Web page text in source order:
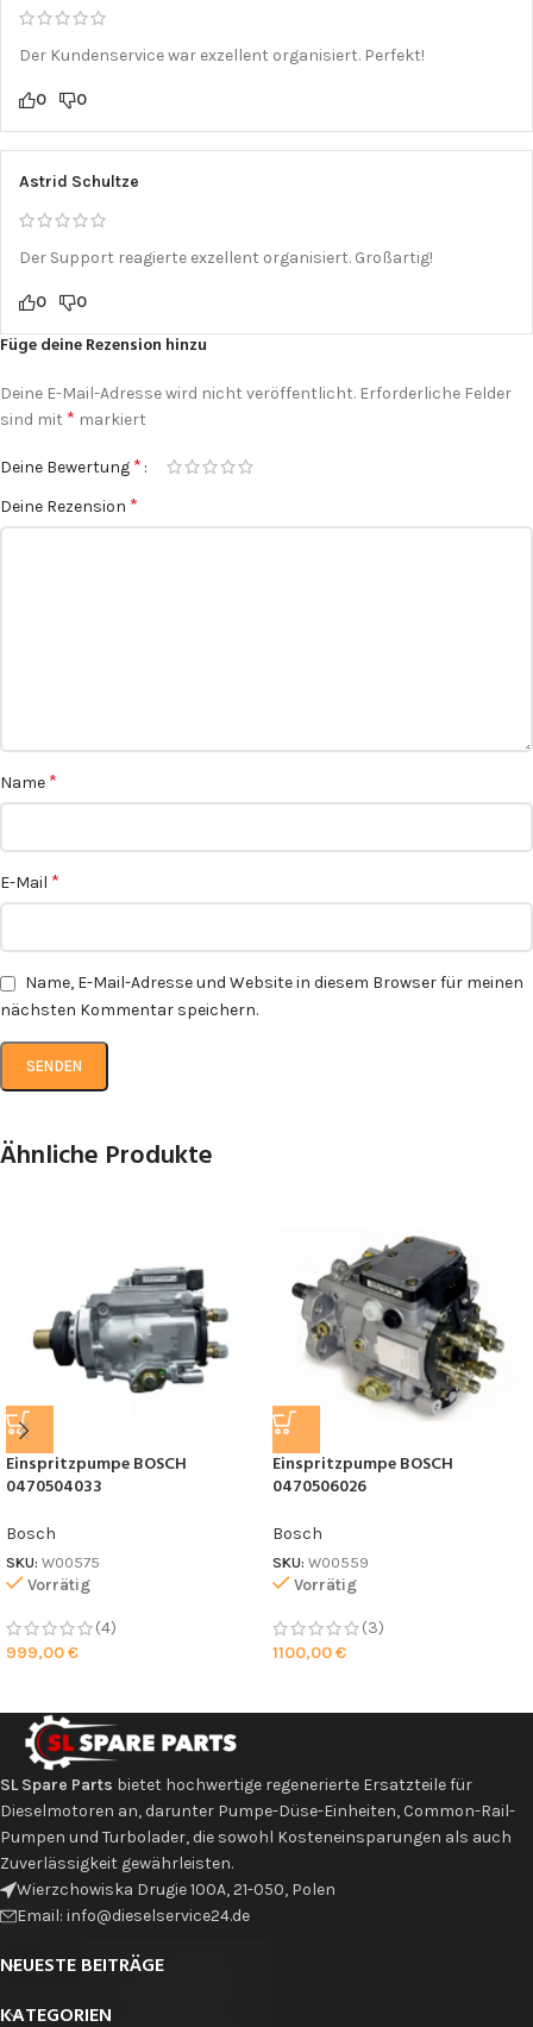
Der Kundenservice war exzellent organisiert. Perfekt!
0 0
Astrid Schultze
Der Support reagierte exzellent organisiert. Großartig!
0 0
Füge deine Rezension hinzu
Deine E-Mail-Adresse wird nicht veröffentlicht. Erforderliche Felder
sind mit * markiert
Deine Bewertung *
Deine Rezension *
Name *
E-Mail *
Name, E-Mail-Adresse und Website in diesem Browser für meinen
nächsten Kommentar speichern.
Ähnliche Produkte
Einspritzpumpe BOSCH
0470504033
Bosch
SKU: W00575
Vorrätig
(4)
999,00€
Einspritzpumpe BOSCH
0470506026
Bosch
SKU: W00559
Vorrätig
(3)
1100,00€
SL Spare Parts bietet hochwertige regenerierte Ersatzteile für
Dieselmotoren an, darunter Pumpe-Düse-Einheiten, Common-Rail-
Pumpen und Turbolader, die sowohl Kosteneinsparungen als auch
Zuverlässigkeit gewährleisten.
Wierzchowiska Drugie 100A, 21-050, Polen
Email: info@dieselservice24.de
NEUESTE BEITRÄGE
KATEGORIEN